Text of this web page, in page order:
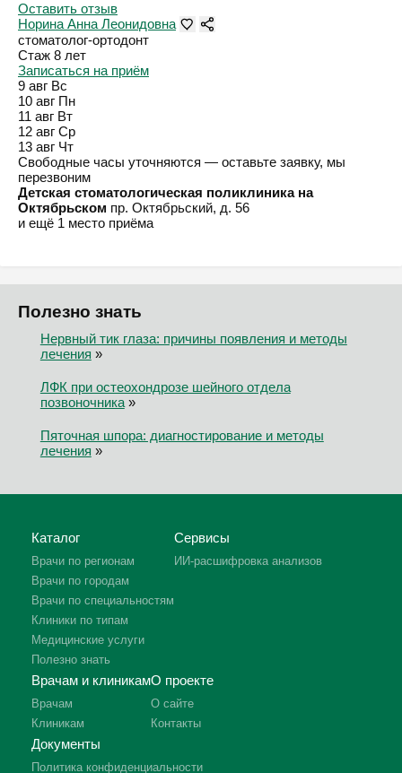
Оставить отзыв
Норина Анна Леонидовна
стоматолог-ортодонт
Стаж 8 лет
Записаться на приём
9 авг Вс
10 авг Пн
11 авг Вт
12 авг Ср
13 авг Чт
Свободные часы уточняются — оставьте заявку, мы
перезвоним
Детская стоматологическая поликлиника на
Октябрьском пр. Октябрьский, д. 56
и ещё 1 место приёма
Полезно знать
Нервный тик глаза: причины появления и методы
лечения »
ЛФК при остеохондрозе шейного отдела
позвоночника»
Пяточная шпора: диагностирование и методы
лечения »
Каталог
Врачи по регионам
Врачи по городам
Врачи по специальностям
Клиники по типам
Медицинские услуги
Полезно знать
Сервисы
ИИ-расшифровка анализов
Врачам и клиникам
Врачам
Клиникам
О проекте
О сайте
Контакты
Документы
Политика конфиденциальности